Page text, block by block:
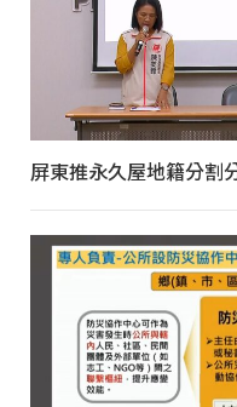
屏東推永久屋地籍分割